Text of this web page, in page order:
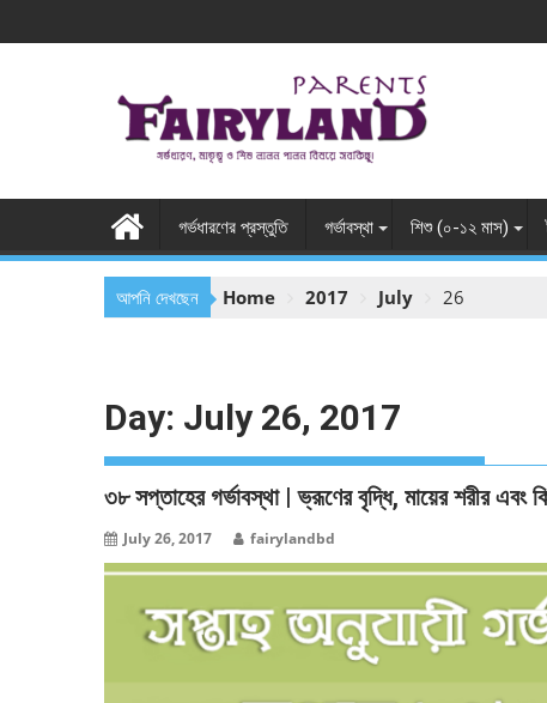
to
গর্ভধারণের প্রস্তুতি গর্ভাবস্থা শিশু (০-১২ মাস)
আপনি দেখছেন Home 2017 July 26
Day: July 26, 2017
৩৮ সপ্তাহের গর্ভাবস্থা | ভ্রূণের বৃদ্ধি, মায়ের শরীর এবং
July 26, 2017 fairylandbd